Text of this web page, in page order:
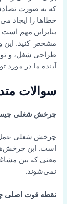
که به صورت
خطاها را ایجاد
بنابراین مهم
مشخص کنید. این
طراحی شغل، و
آینده ما در مورد
سوالات
چرخش شغلی
چرخش شغلی عمل
است. این چرخش‌ها
معنی که بین
نمی‌شوند.
نقطه قوت